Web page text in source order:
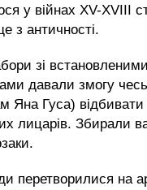
у війнах XV-XVIII
з античності.
зі встановленими
давали змогу
Яна Гуса) відбивати
лицарів. Збирали
перетворилися на